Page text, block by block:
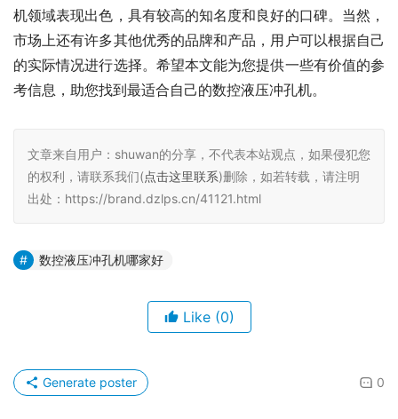
机领域表现出色，具有较高的知名度和良好的口碑。当然，
市场上还有许多其他优秀的品牌和产品，用户可以根据自己
的实际情况进行选择。希望本文能为您提供一些有价值的参
考信息，助您找到最适合自己的数控液压冲孔机。
文章来自用户：shuwan的分享，不代表本站观点，如果侵犯您
的权利，请联系我们(点击这里联系)删除，如若转载，请注明
出处：https://brand.dzlps.cn/41121.html
数控液压冲孔机哪家好
Like (0)
0
Generate poster